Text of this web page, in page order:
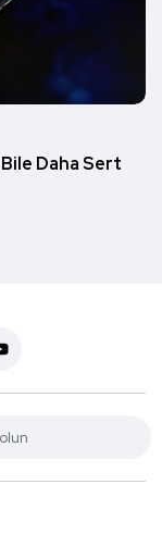
Daha Sert